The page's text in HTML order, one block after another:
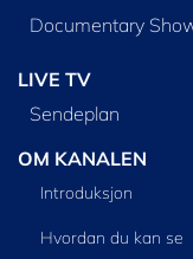
Documentary
LIVE TV
Sendeplan
OM KANALEN
Introduksjon
Hvordan du kan se